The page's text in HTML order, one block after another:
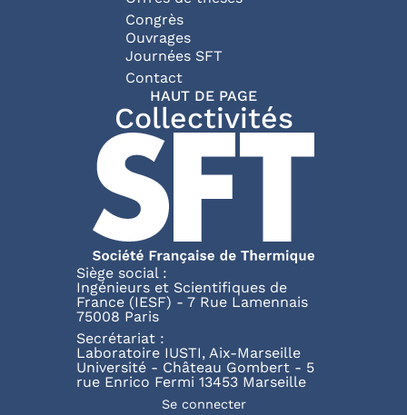
Congrès
Ouvrages
Journées SFT
Pied de page
Contact
HAUT DE PAGE
Collectivités
Siège social :
Ingénieurs et Scientifiques de
France (IESF) - 7 Rue Lamennais
75008 Paris
Secrétariat :
Laboratoire IUSTI, Aix-Marseille
Université - Château Gombert - 5
rue Enrico Fermi 13453 Marseille
Menu du compte de
Se connecter